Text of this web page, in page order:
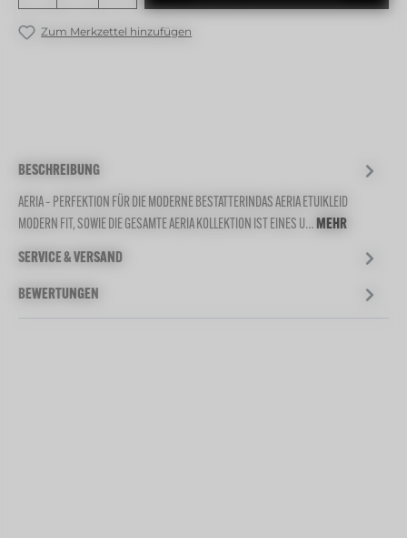
Zum Merkzettel hinzufügen
BESCHREIBUNG
AERIA – PERFEKTION FÜR DIE MODERNE BESTATTERINDAS AERIA ETUIKLEID
MODERN FIT, SOWIE DIE GESAMTE AERIA KOLLEKTION IST EINES U…MEHR
SERVICE & VERSAND
BEWERTUNGEN